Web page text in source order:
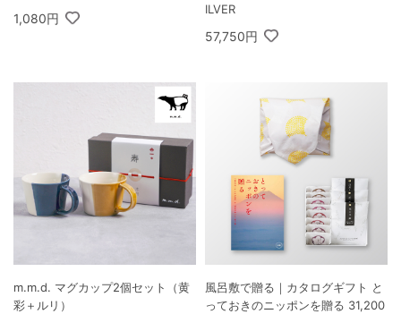
1,080円
ILVER
57,750円
m.m.d. マグカップ2個セット（黄
彩＋ルリ）
風呂敷で贈る｜カタログギフト と
っておきのニッポンを贈る 31,200